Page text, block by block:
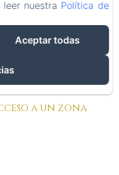
a un zona
leer nuestra Política de
Aceptar todas